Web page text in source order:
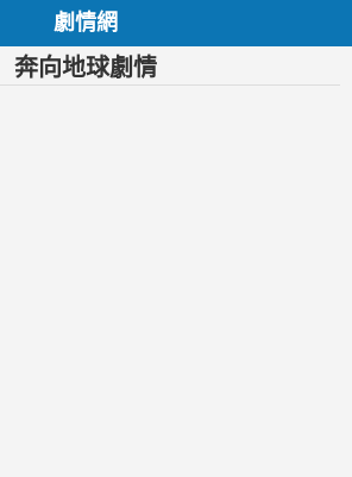
劇情網
奔向地球劇情